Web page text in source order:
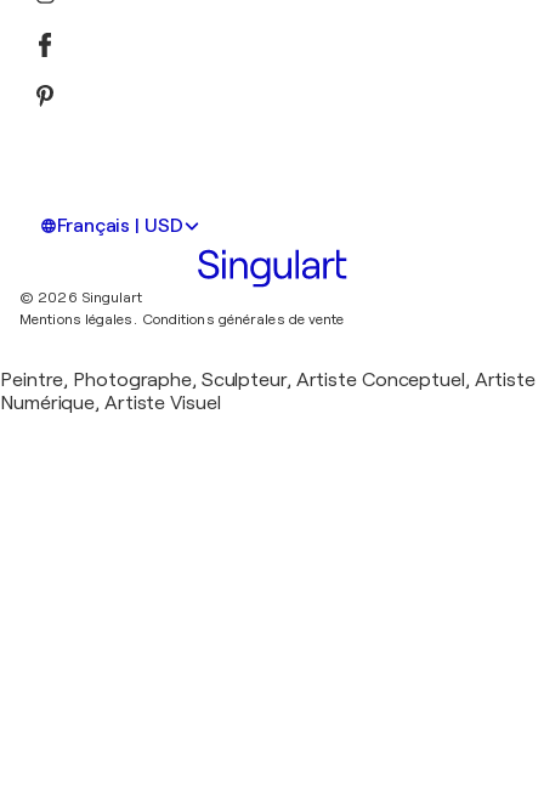
Français | USD
© 2026 Singulart
Mentions légales.
Conditions générales de vente
Peintre, Photographe, Sculpteur, Artiste Conceptuel, Artiste
Numérique, Artiste Visuel